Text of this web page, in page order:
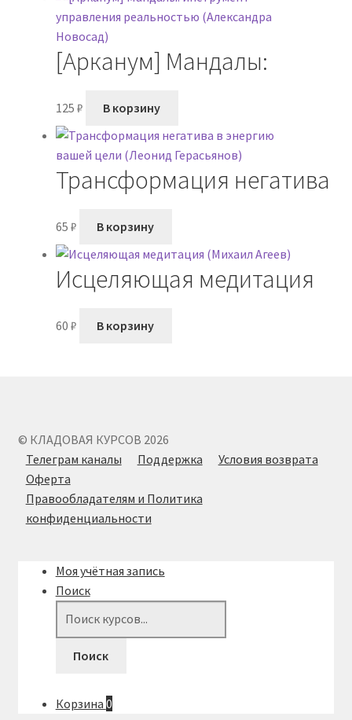
[Арканум] Мандалы:
реальностью (Александра
Новосад)
125 ₽ В корзину
Трансформация негатива
(Леонид Герасьянов)
65 ₽ В корзину
Исцеляющая медитация
60 ₽ В корзину
© КЛАДОВАЯ КУРСОВ 2026
Телеграм каналы
Поддержка
Условия возврата
Оферта
Правообладателям и Политика
конфиденциальности
Моя учётная запись
Поиск
товаров
Поиск
Корзина 0